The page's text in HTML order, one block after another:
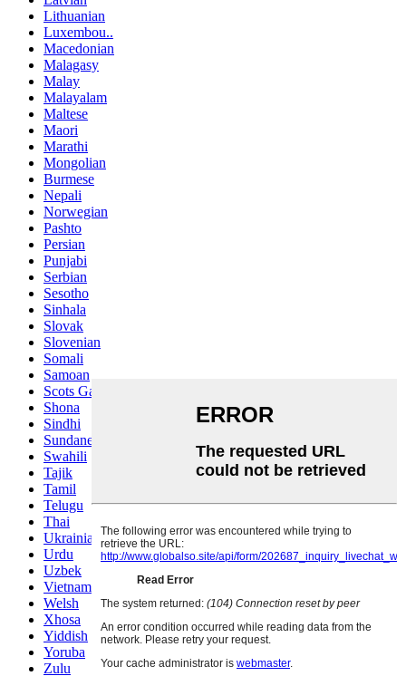
Lithuanian
Luxembou..
Macedonian
Malagasy
Malay
Malayalam
Maltese
Maori
Marathi
Mongolian
Burmese
Nepali
Norwegian
Pashto
Persian
Punjabi
Serbian
Sesotho
Sinhala
Slovak
Slovenian
Somali
Samoan
Scots Gaelic
Shona
Sindhi
Sundanese
Swahili
Tajik
Tamil
Telugu
Thai
Ukrainian
Urdu
Uzbek
Vietnamese
Welsh
Xhosa
Yiddish
Yoruba
Zulu